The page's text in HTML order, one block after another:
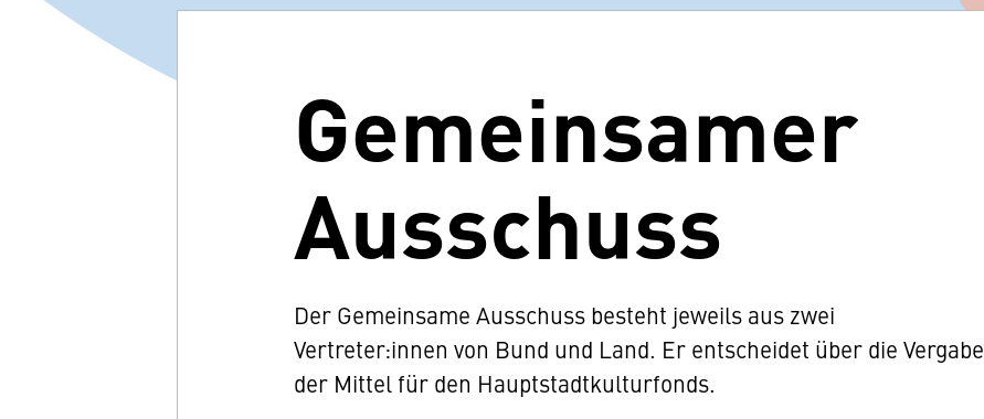
Gemein­samer
Ausschuss
Der Gemeinsame Ausschuss besteht jeweils aus zwei
Vertreter:innen von Bund und Land. Er entscheidet über die Vergabe
der Mittel für den Hauptstadtkulturfonds.